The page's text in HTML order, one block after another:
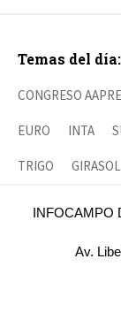
Temas del día:
CONGRESO
EURO INTA
TRIGO GIRASOL
INFOCAMPO
Av.